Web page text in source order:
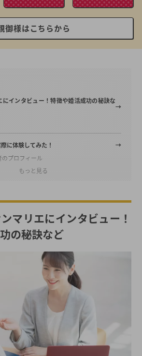
御様はこちらから
インタビュー！特徴や婚活成功の秘訣な
に体験してみた！
プロフィール
セリングはどんなもの？
功した人も！
談所とココが違う！
＋自分での検索で多くの相手を探せる
数が少なく手厚いサポートが可能
リカレ）」で自分磨きができる！
底し高品質なサービスを提供！
におすすめ？
的な婚活を求めている方
くいかなかった方
もっと見る
マリエにインタビュー！
の秘訣など